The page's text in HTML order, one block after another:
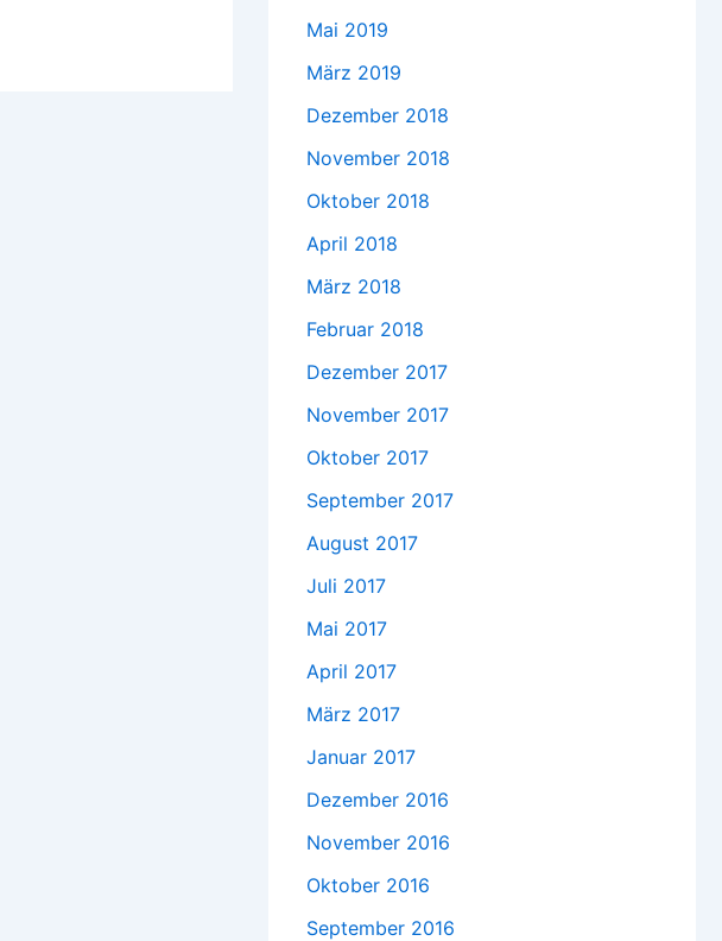
Mai 2019
März 2019
Dezember 2018
November 2018
Oktober 2018
April 2018
März 2018
Februar 2018
Dezember 2017
November 2017
Oktober 2017
September 2017
August 2017
Juli 2017
Mai 2017
April 2017
März 2017
Januar 2017
Dezember 2016
November 2016
Oktober 2016
September 2016